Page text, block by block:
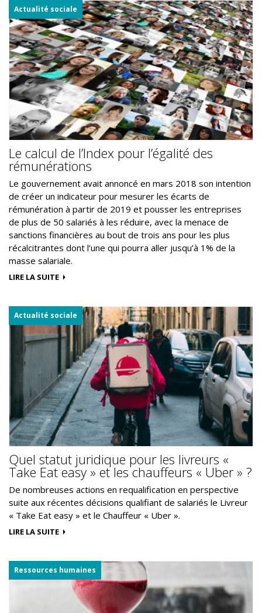
Actualité sociale
Le calcul de l’Index pour l’égalité des
rémunérations
Le gouvernement avait annoncé en mars 2018 son intention
de créer un indicateur pour mesurer les écarts de
rémunération à partir de 2019 et pousser les entreprises
de plus de 50 salariés à les réduire, avec la menace de
sanctions financières au bout de trois ans pour les plus
récalcitrantes dont l’une qui pourra aller jusqu’à 1% de la
masse salariale.
LIRE LA SUITE
Actualité sociale
Quel statut juridique pour les livreurs «
Take Eat easy » et les chauffeurs « Uber » ?
De nombreuses actions en requalification en perspective
suite aux récentes décisions qualifiant de salariés le Livreur
« Take Eat easy » et le Chauffeur « Uber ».
LIRE LA SUITE
Ressources humaines